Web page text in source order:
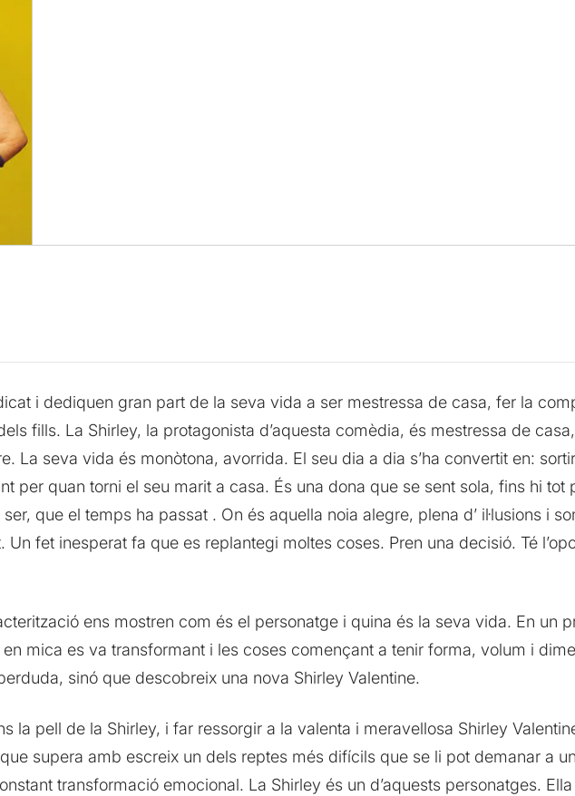
i dediquen gran part de la seva vida a ser mestressa de casa, fer la
fills. La Shirley, la protagonista d’aquesta comèdia, és mestressa de
La seva vida és monòtona, avorrida. El seu dia a dia s’ha convertit en:
per quan torni el seu marit a casa. És una dona que se sent sola, fins hi tot
que el temps ha passat . On és aquella noia alegre, plena d’ il·lusions i
Un fet inesperat fa que es replantegi moltes coses. Pren una decisió. Té
ens mostren com és el personatge i quina és la seva vida. En un
mica es va transformant i les coses començant a tenir forma, volum i
sinó que descobreix una nova Shirley Valentine.
la pell de la Shirley, i far ressorgir a la valenta i meravellosa Shirley
supera amb escreix un dels reptes més difícils que se li pot demanar a
transformació emocional. La Shirley és un d’aquests personatges.